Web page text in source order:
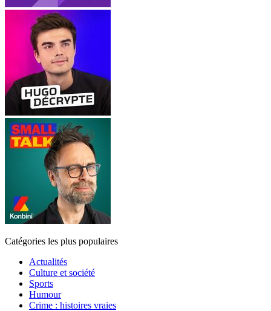
Catégories les plus populaires
Actualités
Culture et société
Sports
Humour
Crime : histoires vraies